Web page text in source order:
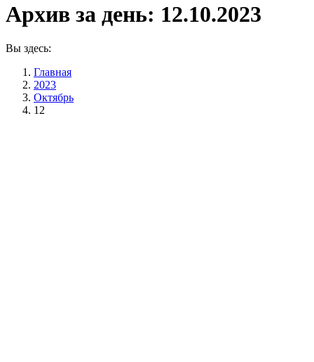
Архив за день: 12.10.2023
Вы здесь:
Главная
2023
Октябрь
12